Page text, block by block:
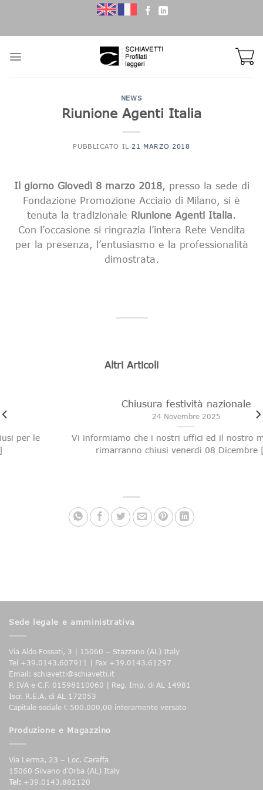
content
NEWS
Riunione Agenti Italia
PUBBLICATO IL 21 MARZO 2018
Il giorno Giovedì 8 marzo 2018, presso la sede di
Fondazione Promozione Acciaio di Milano, si è
tenuta la tradizionale Riunione Agenti Italia.
Con l’occasione si ringrazia l’intera Rete Vendita
per la presenza, l’entusiasmo e la professionalità
dimostrata.
Altri Articoli
Chiusura festività nazionale
24 Novembre 2025
Vi informiamo che i nostri uffici ed il nostro
rimarranno chiusi venerdì 08 Dicembre [...]
Sede legale e amministrativa
Via Aldo Fossati, 3 | 15060 – Stazzano (AL) Italy
Tel +39.0143.607911 | Fax +39.0143.61297
Email: schiavetti@schiavetti.it
P. IVA e C.F. 01598110060 | Reg. Imp. di AL 14981
Iscr. R.E.A. di AL 172053
Capitale sociale € 500.000,00 interamente versato
Produzione e Magazzino
Via Lerma, 23 – Loc. Caraffa
15060 Silvano d’Orba (AL) Italy
Tel: +39.0143.882120